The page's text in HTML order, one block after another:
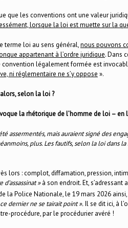
que les conventions ont une valeur
lorsque la loi est muette sur la
terme loi au sens général,nous pouvons
appartenant à l’ordre juridique. Dans
convention légalement formée est
ni réglementaire ne s’y oppose ».
selon la loi ?
la rhétorique de l’homme de loi – en
assermentés, mais auraient signé des
plus. Les fautifs, selon la loi dans
lors : complot, diffamation, pression,
»à son endroit. Et, s’adressant
la Police Nationale, le 19 mars 2026
dernier ne se tairait point ».Il se dit ici, à
procédure, par le procédurier avéré !